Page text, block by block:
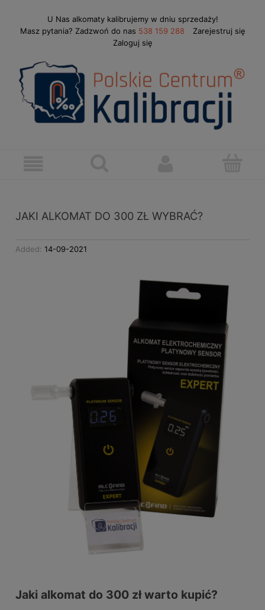
U Nas alkomaty kalibrujemy w dniu sprzedaży!
Masz pytania? Zadzwoń do nas 538 159 288
Zarejestruj się
Zaloguj się
JAKI ALKOMAT DO 300 ZŁ WYBRAĆ?
Added: 14-09-2021
Jaki alkomat do 300 zł warto kupić?